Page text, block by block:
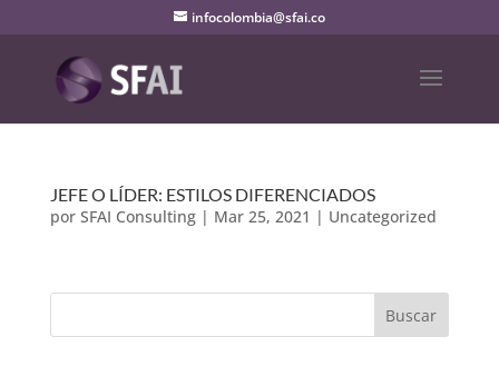
infocolombia@sfai.co
JEFE O LÍDER: ESTILOS DIFERENCIADOS
por SFAI Consulting| Mar 25, 2021 | Uncategorized